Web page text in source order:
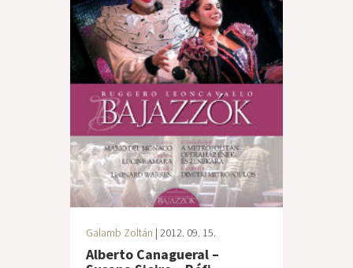
Galamb Zoltán | 2012. 09. 15.
Alberto Canagueral –